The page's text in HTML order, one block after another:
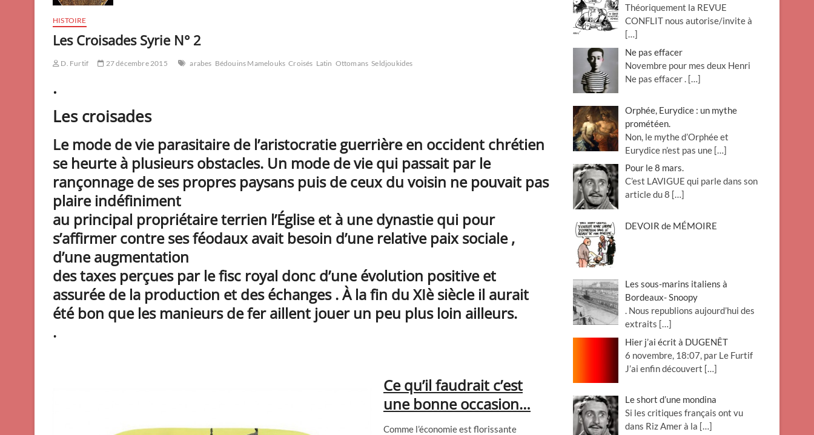
n
HISTOIRE
Les Croisades Syrie N° 2
D. Furtif 27 décembre 2015 arabes Bédouins Mamelouks Croisés Latin Ottomans Seldjoukides
.
Les croisades
Le mode de vie parasitaire de l’aristocratie guerrière en occident chrétien
se heurte à plusieurs obstacles. Un mode de vie qui passait par le
rançonnage de ses propres paysans puis de ceux du voisin ne pouvait pas
plaire indéfiniment
au principal propriétaire terrien l’Église et à une dynastie qui pour
s’affirmer contre ses féodaux avait besoin d’une relative paix sociale ,
d’une augmentation
des taxes perçues par le fisc royal donc d’une évolution positive et
assurée de la production et des échanges . À la fin du XIè siècle il aurait
été bon que les manieurs de fer aillent jouer un peu plus loin ailleurs.
.
Ce qu’il faudrait c’est
une bonne occasion…
Comme l’économie est florissante
Théoriquement la REVUE
CONFLIT nous autorise/invite à
[…]
Ne pas effacer
Novembre pour mes deux Henri
Ne pas effacer . […]
Orphée, Eurydice : un mythe
prométéen.
Non, le mythe d’Orphée et
Eurydice n’est pas une […]
Pour le 8 mars.
C’est LAVIGUE qui parle dans son
article du 8 […]
DEVOIR de MÉMOIRE
Les sous-marins italiens à
Bordeaux- Snoopy
. Nous republions aujourd’hui des
extraits […]
Hier j’ai écrit à DUGENÊT
6 novembre, 18:07, par Le Furtif
J’ai enfin découvert […]
Le short d’une mondina
Si les critiques français ont vu
dans Riz Amer à la […]